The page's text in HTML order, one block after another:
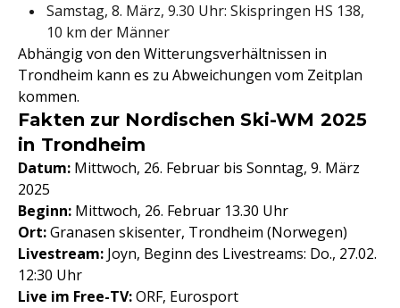
Samstag, 8. März, 9.30 Uhr: Skispringen HS 138,
10 km der Männer
Abhängig von den Witterungsverhältnissen in
Trondheim kann es zu Abweichungen vom Zeitplan
kommen.
Fakten zur Nordischen Ski-WM 2025
in Trondheim
Datum: Mittwoch, 26. Februar bis Sonntag, 9. März
2025
Beginn: Mittwoch, 26. Februar 13.30 Uhr
Ort:Granasen skisenter, Trondheim (Norwegen)
Livestream: Joyn, Beginn des Livestreams: Do., 27.02.
12:30 Uhr
Live im Free-TV:ORF, Eurosport